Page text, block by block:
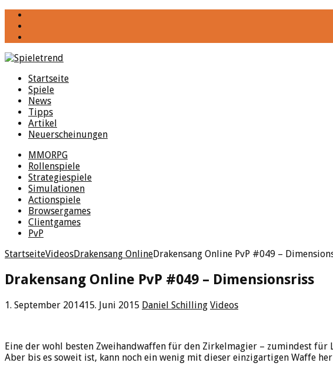
Startseite
Spiele
News
Tipps
Artikel
Neuerscheinungen
MMORPG
Rollenspiele
Strategiespiele
Simulationen
Actionspiele
Browsergames
Clientgames
PvP
StartseiteVideosDrakensang OnlineDrakensang Online PvP #049 –
Drakensang Online PvP #049 – Dimensionsriss
1. September 201415. Juni 2015 Daniel Schilling Videos
Eine der wohl besten Zweihandwaffen für den Zirkelmagier – zumindest für
Aber bis es soweit ist, kann noch ein wenig mit dieser einzigartigen Waffe